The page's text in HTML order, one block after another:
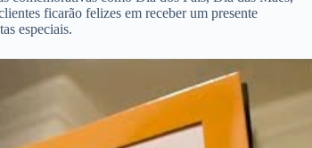
ficarão felizes em receber um presente
especiais.